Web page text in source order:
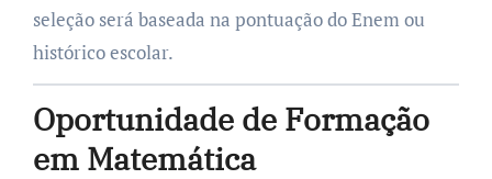
seleção será baseada na pontuação do Enem ou
histórico escolar.
Oportunidade de Formação
em Matemática